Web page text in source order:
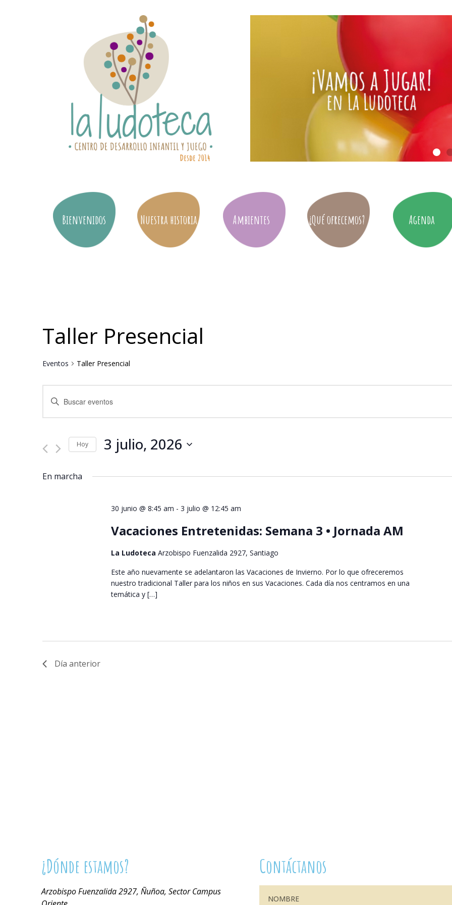
Bienvenidos Nuestra historia Ambientes ¿Qué ofrecemos? Agenda
Taller Presencial
Eventos Taller Presencial
Navegación
de
y
de
Introduce
clave.
Eventos
para
la
Hoy 3 julio, 2026
En marcha
30 junio @ 8:45 am - 3 julio @ 12:45 am
Vacaciones Entretenidas: Semana 3 • Jornada AM
La Ludoteca Arzobispo Fuenzalida 2927, Santiago
Este año nuevamente se adelantaron las Vacaciones de Invierno. Por lo que ofreceremos
nuestro tradicional Taller para los niños en sus Vacaciones. Cada día nos centramos en una
temática y […]
Día anterior
¿Dónde estamos?
Arzobispo Fuenzalida 2927, Ñuñoa, Sector Campus
Contáctanos